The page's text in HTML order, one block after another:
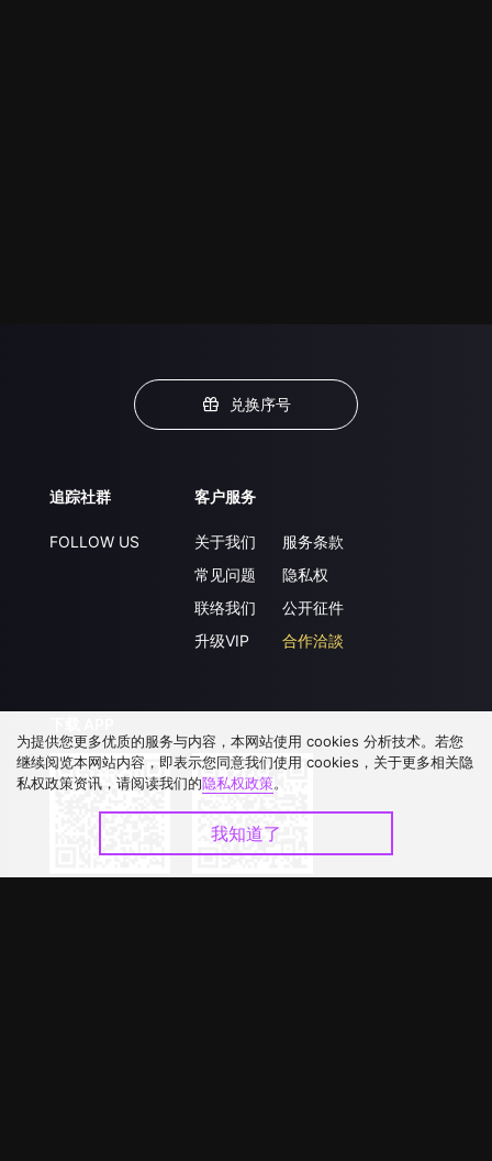
兑换序号
追踪社群
FOLLOW US
客户服务
关于我们
常见问题
联络我们
升级VIP
服务条款
隐私权
公开征件
合作洽談
为提供您更多优质的服务与内容，本网站使用 cookies 分析技术。若您
继续阅览本网站内容，即表示您同意我们使用 cookies，关于更多相关隐
私权政策资讯，请阅读我们的隐私权政策。
我知道了